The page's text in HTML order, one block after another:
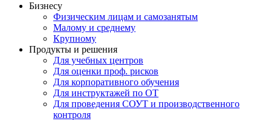
Бизнесу
Физическим лицам и самозанятым
Малому и среднему
Крупному
Продукты и решения
Для учебных центров
Для оценки проф. рисков
Для корпоративного обучения
Для инструктажей по ОТ
Для проведения СОУТ и производственного
контроля